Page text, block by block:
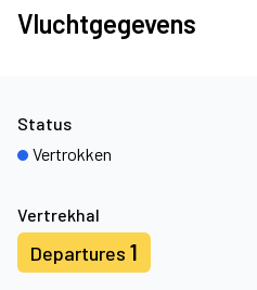
Vluchtgegevens
Vertrekhal
Departures 1
Status
Vertrokken